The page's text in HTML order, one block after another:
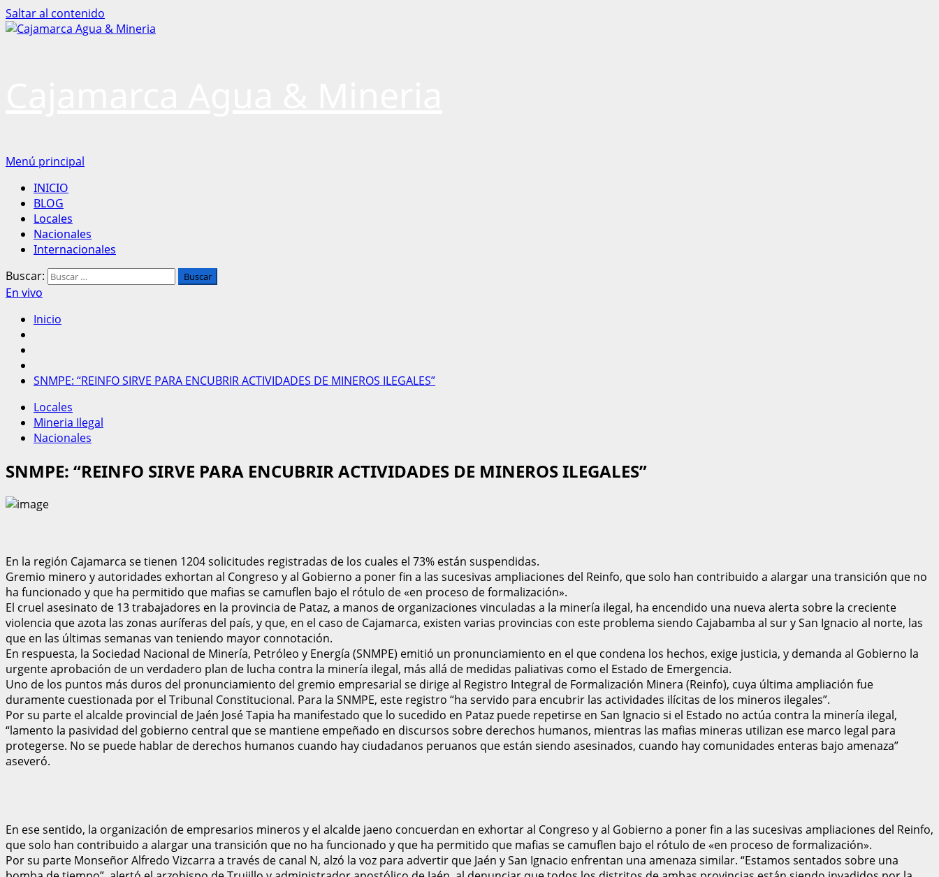
Saltar al contenido
Menú principal
INICIO
BLOG
Locales
Nacionales
Internacionales
Buscar:
En vivo
Inicio
SNMPE: “REINFO SIRVE PARA ENCUBRIR ACTIVIDADES DE MINEROS ILEGALES”
Locales
Mineria Ilegal
Nacionales
SNMPE: “REINFO SIRVE PARA ENCUBRIR ACTIVIDADES DE MINEROS ILEGALES”
En la región Cajamarca se tienen 1204 solicitudes registradas de los cuales el 73% están suspendidas.
Gremio minero y autoridades exhortan al Congreso y al Gobierno a poner fin a las sucesivas ampliaciones del Reinfo, que solo han contribuido a alargar una transición que no
ha funcionado y que ha permitido que mafias se camuflen bajo el rótulo de «en proceso de formalización».
El cruel asesinato de 13 trabajadores en la provincia de Pataz, a manos de organizaciones vinculadas a la minería ilegal, ha encendido una nueva alerta sobre la creciente
violencia que azota las zonas auríferas del país, y que, en el caso de Cajamarca, existen varias provincias con este problema siendo Cajabamba al sur y San Ignacio al norte, las
que en las últimas semanas van teniendo mayor connotación.
En respuesta, la Sociedad Nacional de Minería, Petróleo y Energía (SNMPE) emitió un pronunciamiento en el que condena los hechos, exige justicia, y demanda al Gobierno la
urgente aprobación de un verdadero plan de lucha contra la minería ilegal, más allá de medidas paliativas como el Estado de Emergencia.
Uno de los puntos más duros del pronunciamiento del gremio empresarial se dirige al Registro Integral de Formalización Minera (Reinfo), cuya última ampliación fue
duramente cuestionada por el Tribunal Constitucional. Para la SNMPE, este registro “ha servido para encubrir las actividades ilícitas de los mineros ilegales”.
Por su parte el alcalde provincial de Jaén José Tapia ha manifestado que lo sucedido en Pataz puede repetirse en San Ignacio si el Estado no actúa contra la minería ilegal,
“lamento la pasividad del gobierno central que se mantiene empeñado en discursos sobre derechos humanos, mientras las mafias mineras utilizan ese marco legal para
protegerse. No se puede hablar de derechos humanos cuando hay ciudadanos peruanos que están siendo asesinados, cuando hay comunidades enteras bajo amenaza”
aseveró.
En ese sentido, la organización de empresarios mineros y el alcalde jaeno concuerdan en exhortar al Congreso y al Gobierno a poner fin a las sucesivas ampliaciones del Reinfo,
que solo han contribuido a alargar una transición que no ha funcionado y que ha permitido que mafias se camuflen bajo el rótulo de «en proceso de formalización».
Por su parte Monseñor Alfredo Vizcarra a través de canal N, alzó la voz para advertir que Jaén y San Ignacio enfrentan una amenaza similar. “Estamos sentados sobre una